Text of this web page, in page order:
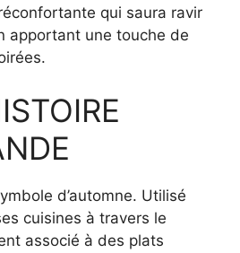
qui saura ravir
apportant une touche de
d’automne. Utilisé
cuisines à travers le
associé à des plats